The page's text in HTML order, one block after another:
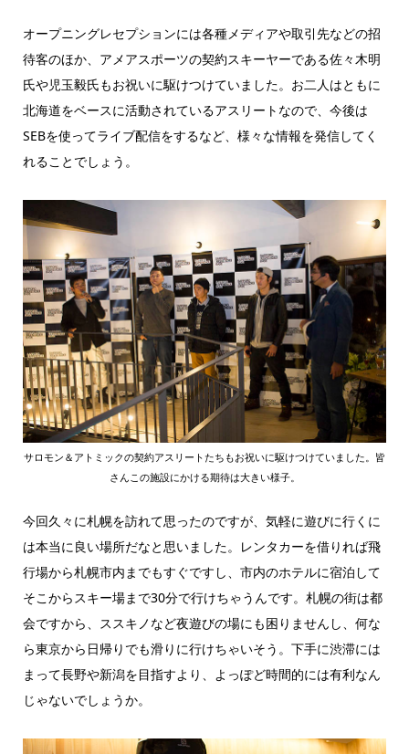
オープニングレセプションには各種メディアや取引先などの招
待客のほか、アメアスポーツの契約スキーヤーである佐々木明
氏や児玉毅氏もお祝いに駆けつけていました。お二人はともに
北海道をベースに活動されているアスリートなので、今後は
SEBを使ってライブ配信をするなど、様々な情報を発信してく
れることでしょう。
サロモン＆アトミックの契約アスリートたちもお祝いに駆けつけていました。皆
さんこの施設にかける期待は大きい様子。
今回久々に札幌を訪れて思ったのですが、気軽に遊びに行くに
は本当に良い場所だなと思いました。レンタカーを借りれば飛
行場から札幌市内までもすぐですし、市内のホテルに宿泊して
そこからスキー場まで30分で行けちゃうんです。札幌の街は都
会ですから、ススキノなど夜遊びの場にも困りませんし、何な
ら東京から日帰りでも滑りに行けちゃいそう。下手に渋滞には
まって長野や新潟を目指すより、よっぽど時間的には有利なん
じゃないでしょうか。